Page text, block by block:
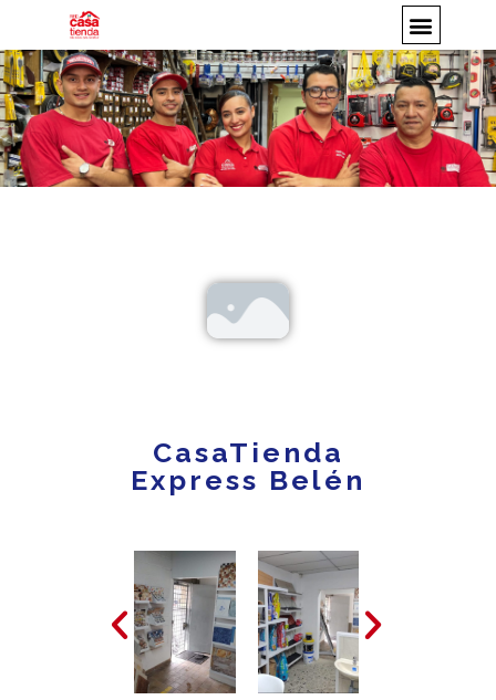
CasaTienda
Express Belén